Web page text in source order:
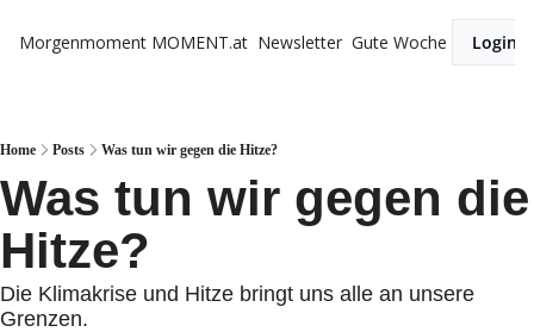
Morgenmoment MOMENT.at Newsletter Gute Woche Login
Home Posts Was tun wir gegen die Hitze?
Was tun wir gegen die
Hitze?
Die Klimakrise und Hitze bringt uns alle an unsere
Grenzen.